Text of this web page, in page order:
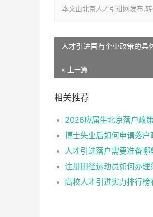
本文由北京人才引进网发布,转
人才引进国有企业政策的具
« 上一篇
相关推荐
博士失业后如何申请落户
人才引进落户需要准备哪
注册田径运动员如何办理
高校人才引进实力排行榜